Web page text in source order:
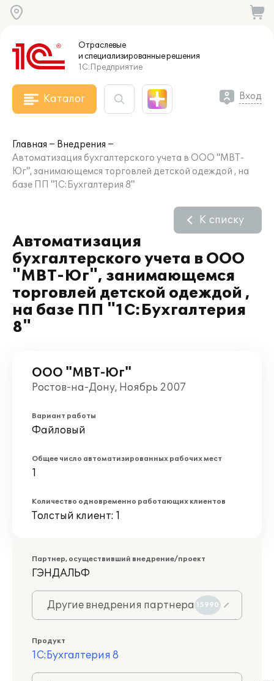
Отраслевые
и специализированныерешения
1С:Предприятие
Каталог Вход
Главная
Внедрения
Автоматизация бухгалтерского учета в ООО "МВТ-
Юг", занимающемся торговлей детской одеждой , на
базе ПП "1С:Бухгалтерия 8"
Автоматизация
бухгалтерского учета в ООО
"МВТ-Юг", занимающемся
торговлей детской одеждой ,
на базе ПП "1С:Бухгалтерия
8"
К списку
ООО "МВТ-Юг"
Ростов-на-Дону, Ноябрь 2007
Вариант работы
Файловый
Общее число автоматизированных рабочих мест
1
Количество одновременно работающих клиентов
Толстый клиент: 1
Партнер, осуществивший внедрение/проект
ГЭНДАЛЬФ
Другие внедрения партнера 15990
Продукт
1С:Бухгалтерия 8